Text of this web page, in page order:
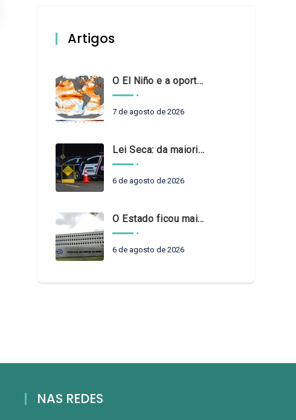
Artigos
O El Niño e a oportunidade de fortalecer o controle externo das políticas climáticas
7 de agosto de 2026
Lei Seca: da maioridade à maturidade
6 de agosto de 2026
O Estado ficou mais complexo. O controle precisa acompanhar
6 de agosto de 2026
NAS REDES